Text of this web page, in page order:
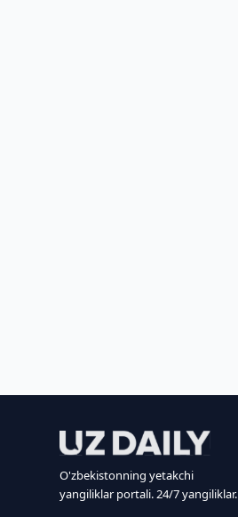
O'zbekistonning yetakchi
yangiliklar portali. 24/7 yangiliklar.